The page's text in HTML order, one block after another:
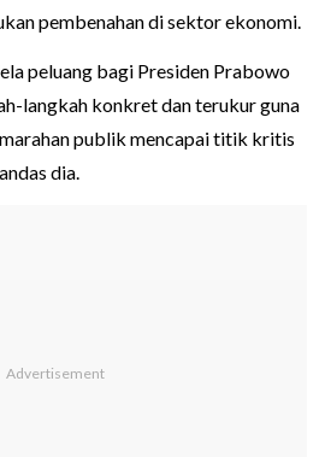
pembenahan di sektor ekonomi.
peluang bagi Presiden Prabowo
langkah konkret dan terukur guna
publik mencapai titik kritis
dia.